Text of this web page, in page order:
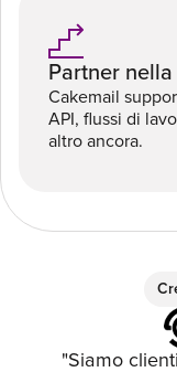
Partner
Cakemail
API, flussi di
altro ancora.
"Siamo